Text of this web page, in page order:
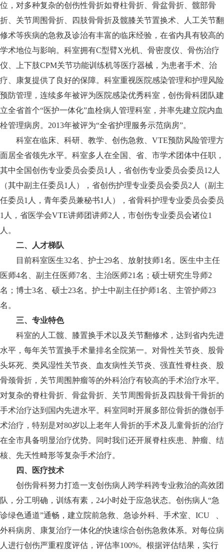
位，对多种复杂的创伤性骨折如脊柱骨折、骨盆骨折、髋部骨
折、关节周围骨折、四肢骨骨折及髋膝关节置换术、人工关节翻
修术等疾病的急救及诊治有丰富的临床经验，在省内具有较高的
学术地位与影响。科室拥有C型臂X光机、骨密度仪、骨伤治疗
仪、上下肢CPM关节功能训练机等医疗器械，为患者手术、治
疗、康复提供了良好的保障。科室重视医院感染管理和护理风险
预防管理，连续多年被评为医院感染优秀科室，创伤骨科团队建
立全省首个“医护一体化”血栓病人管理科室，并率先建立院内血
栓管理病房。2013年被评为“全省护理服务示范病房”。
科室在临床、科研、教学、创伤急救、VTE预防风险管理方
面居全省领先水平。科室多人在全国、省、市学术团体中任职，
其中全国创伤专业委员会委员1人，省创伤专业委员会委员12人
（其中副主任委员1人），省创伤护理专业委员会委员2人（副主
任委员1人，青年委员兼秘书1人），省骨科护理专业委员会委员
1人，省医学会VTE讲师团讲师2人，市创伤专业委员会诸位1
人。
二、人才梯队
目前科室医生32名、护士29名、放射技师1名。医生中主任
医师4名、副主任医师7名、主治医师21名；硕士研究生导师2
名；博士3名、硕士23名。护士中副主任护师1名、主管护师23
名。
三、专业特色
科室的人工髋、膝置换手术以及关节翻修术，达到省内先进
水平，每年关节置换手术量排名全院第一。对骨性关节炎、股骨
头坏死、类风湿性关节炎、血友病性关节炎、强直性脊柱炎、股
骨颈骨折，关节周围肿瘤等的外科治疗有较高的手术治疗水平。
对复杂的脊柱骨折、骨盆骨折、关节周围骨折及四肢骨干骨折的
手术治疗达到国内先进水平。科室同时开展多部位骨折的微创手
术治疗，特别是对80岁以上老年人骨折的手术及儿童骨折的治疗
在全市具备明显治疗优势。同时我们还开展脊柱疾患、肿瘤、结
核、先天性畸形等复杂手术治疗。
四、医疗技术
创伤骨科努力打造一支创伤病人跨学科跨专业救治的高效团
队，分工明确，训练有素，24小时处于应急状态。创伤病人“急
诊绿色通道”通畅，建立院前急救、急诊外科、手术室、ICU 、
外科病房、康复治疗一体化的快速综合创伤急救体系。对每位病
人进行创伤严重程度评估，评估率100%。根据评估结果，实行